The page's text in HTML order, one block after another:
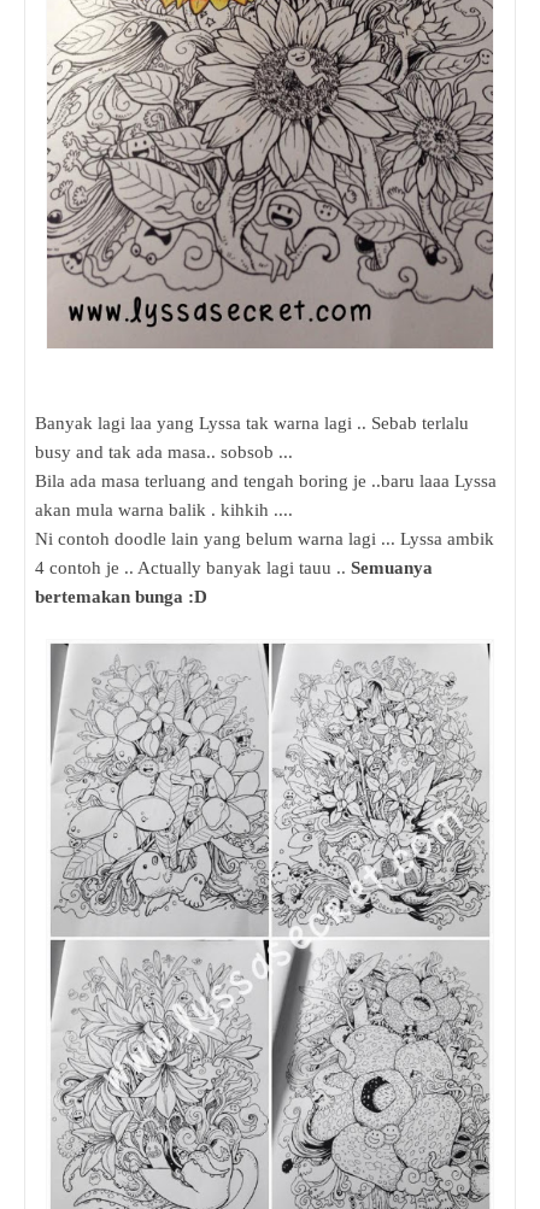
Banyak lagi laa yang Lyssa tak warna lagi .. Sebab terlalu
busy and tak ada masa.. sobsob ...
Bila ada masa terluang and tengah boring je ..baru laaa Lyssa
akan mula warna balik . kihkih ....
Ni contoh doodle lain yang belum warna lagi ... Lyssa ambik
4 contoh je .. Actually banyak lagi tauu .. Semuanya
bertemakan bunga :D